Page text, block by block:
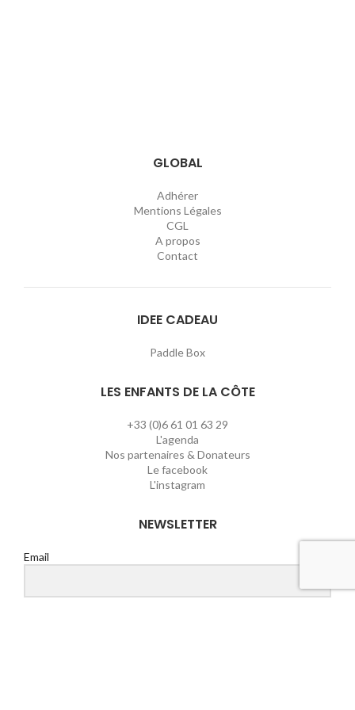
GLOBAL
Adhérer
Mentions Légales
CGL
A propos
Contact
IDEE CADEAU
Paddle Box
LES ENFANTS DE LA CÔTE
+33 (0)6 61 01 63 29
L'agenda
Nos partenaires & Donateurs
Le facebook
L'instagram
NEWSLETTER
Email